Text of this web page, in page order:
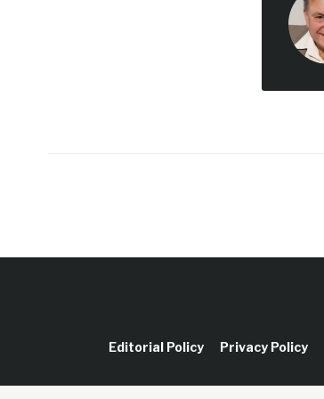
Editorial Policy Privacy Policy